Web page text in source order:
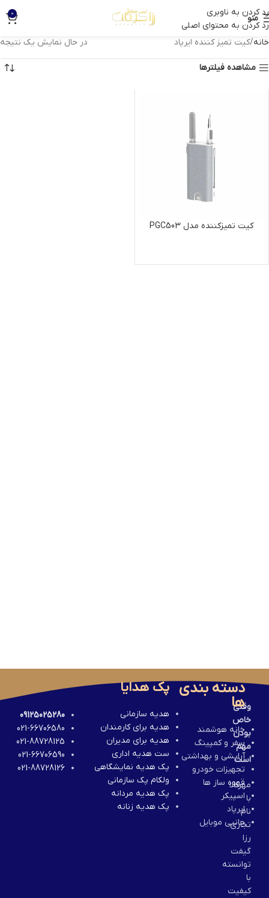
رد کردن به ناوبری
رد کردن به محتوای اصلی
منو 0
خانه کیت تمیز کننده ایرپاد در حال نمایش یک نتیجه
مشاهده فیلترها
کیت تمیزکننده مدل PGC503
وقتی
خاص
بودن
مهم
است
مهرکالا
با
نام
تجاری
رزا
گیفت
توانسته
با
کیفیت
دسته بندی
ها
خانه هوشمند
سفر و کمپینگ
آرایشی و بهداشتی
تجهیزات خودرو
قهوه ساز ها
اسپیکر
ایرپاد
جانبی موبایل
پک هدایا
هدیه سازمانی
هدیه برای کارمندان
هدیه برای مدیران
ست هدیه اداری
پک هدیه نمایشگاهی
ولکام پک سازمانی
پک هدیه مردانه
پک هدیه زنانه
09125025280
021-66706580
021-88728125
021-66706590
021-88728126